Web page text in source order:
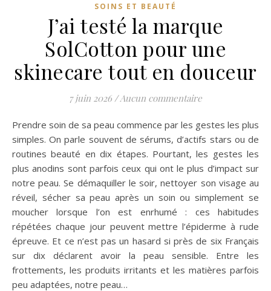
SOINS ET BEAUTÉ
J’ai testé la marque
SolCotton pour une
skinecare tout en douceur
7 juin 2026 / Aucun commentaire
Prendre soin de sa peau commence par les gestes les plus
simples. On parle souvent de sérums, d’actifs stars ou de
routines beauté en dix étapes. Pourtant, les gestes les
plus anodins sont parfois ceux qui ont le plus d’impact sur
notre peau. Se démaquiller le soir, nettoyer son visage au
réveil, sécher sa peau après un soin ou simplement se
moucher lorsque l’on est enrhumé : ces habitudes
répétées chaque jour peuvent mettre l’épiderme à rude
épreuve. Et ce n’est pas un hasard si près de six Français
sur dix déclarent avoir la peau sensible. Entre les
frottements, les produits irritants et les matières parfois
peu adaptées, notre peau…